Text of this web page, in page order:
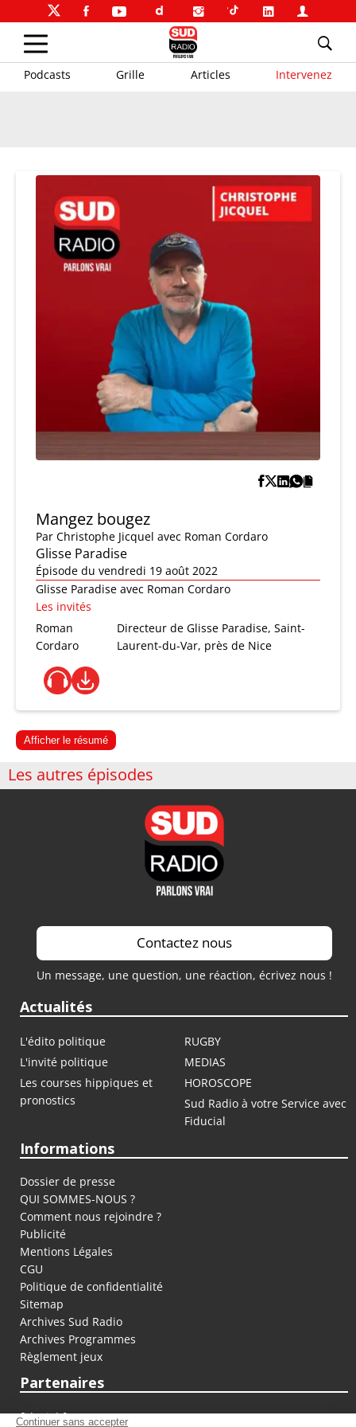
Podcasts Grille Articles Intervenez
Mangez bougez
Par Christophe Jicquel avec Roman Cordaro
Glisse Paradise
Épisode du vendredi 19 août 2022
Glisse Paradise avec Roman Cordaro
Les invités
Roman
Cordaro
Directeur de Glisse Paradise, Saint-
Laurent-du-Var, près de Nice
Afficher le résumé
Les autres épisodes
Contactez nous
Un message, une question, une réaction, écrivez nous !
Actualités
L'édito politique
RUGBY
L'invité politique
MEDIAS
Les courses hippiques et
pronostics
HOROSCOPE
Sud Radio à votre Service avec
Fiducial
Informations
Dossier de presse
QUI SOMMES-NOUS ?
Comment nous rejoindre ?
Publicité
Mentions Légales
CGU
Politique de confidentialité
Sitemap
Archives Sud Radio
Archives Programmes
Règlement jeux
Partenaires
fiducial.fr